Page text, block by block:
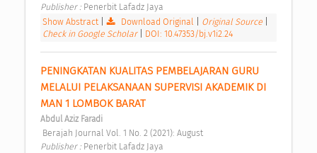
Publisher : Penerbit Lafadz Jaya
Show Abstract| Download Original Original Source
Check in Google Scholar
DOI: 10.47353/bj.v1i2.24
PENINGKATAN KUALITAS PEMBELAJARAN GURU
MELALUI PELAKSANAAN SUPERVISI AKADEMIK DI
MAN 1 LOMBOK BARAT
Abdul Aziz Faradi
Berajah Journal Vol. 1 No. 2 (2021): August
Publisher : Penerbit Lafadz Jaya